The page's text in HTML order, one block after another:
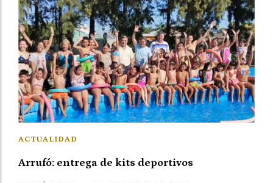
Arrufó: entrega de kits deportivos
ACTUALIDAD